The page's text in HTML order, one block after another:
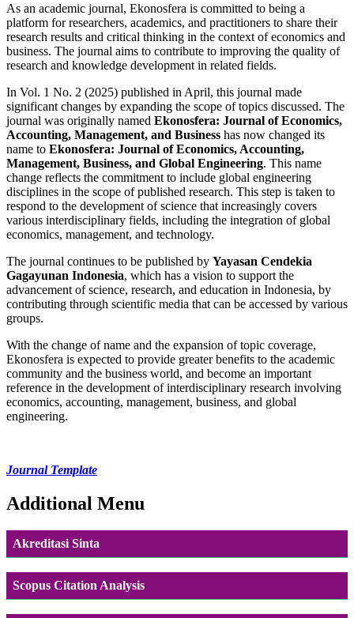
As an academic journal, Ekonosfera is committed to being a
platform for researchers, academics, and practitioners to share their
research results and critical thinking in the context of economics and
business. The journal aims to contribute to improving the quality of
research and knowledge development in related fields.
In Vol. 1 No. 2 (2025) published in April, this journal made
significant changes by expanding the scope of topics discussed. The
journal was originally named Ekonosfera: Journal of Economics,
Accounting, Management, and Business has now changed its
name to Ekonosfera: Journal of Economics, Accounting,
Management, Business, and Global Engineering. This name
change reflects the commitment to include global engineering
disciplines in the scope of published research. This step is taken to
respond to the development of science that increasingly covers
various interdisciplinary fields, including the integration of global
economics, management, and technology.
The journal continues to be published by Yayasan Cendekia
Gagayunan Indonesia, which has a vision to support the
advancement of science, research, and education in Indonesia, by
contributing through scientific media that can be accessed by various
groups.
With the change of name and the expansion of topic coverage,
Ekonosfera is expected to provide greater benefits to the academic
community and the business world, and become an important
reference in the development of interdisciplinary research involving
economics, accounting, management, business, and global
engineering.
Journal Template
Additional Menu
Akreditasi Sinta
Scopus Citation Analysis